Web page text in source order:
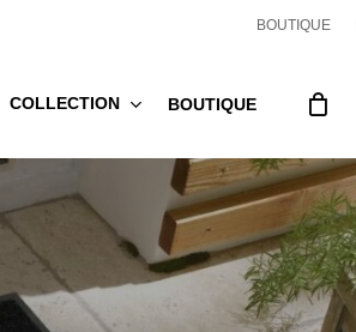
BOUTIQUE
COLLECTION BOUTIQUE